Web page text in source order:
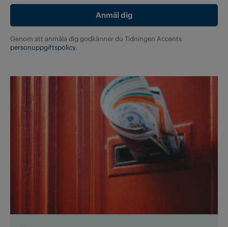
Genom att anmäla dig godkänner du Tidningen Accents
personuppgiftspolicy.